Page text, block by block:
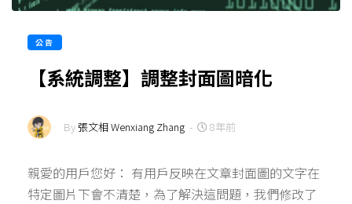
公告
【系統調整】調整封面圖暗化
By張文相 Wenxiang Zhang - 8年前
親愛的用戶您好： 有用戶反映在文章封面圖的文字在
特定圖片下會不清楚，為了解決這問題，我們修改了